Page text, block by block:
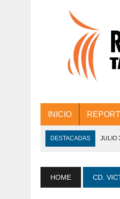
INICIO
DESTACADAS JULIO
JULIO 30, 2026 | 💧🚰
HOME CD.